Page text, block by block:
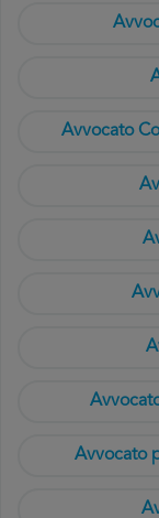
Avvocato
Avvocato